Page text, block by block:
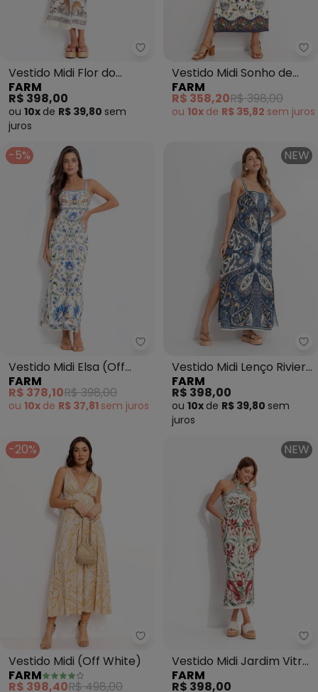
Farm - Vestido Midi Flor do
Vestido Midi Flor do
Deserto (Bege)
FARM
R$ 398,00
ou 10x de R$ 39,80 sem
juros
Vestido Midi Sonho de
Morango (Bege)
FARM
R$ 358,20R$ 398,00
ou 10x de R$ 35,82 sem juros
-5%
Farm - Vestido Midi Elsa (Off
Vestido Midi Elsa (Off
White)
FARM
R$ 378,10R$ 398,00
ou 10x de R$ 37,81 sem juros
NEW
Vestido Midi Lenço Riviera
(Bege)
FARM
R$ 398,00
ou 10x de R$ 39,80 sem
juros
-20%
Farm - Vestido Midi (Off White)
Vestido Midi (Off White)
FARM
R$ 398,40R$ 498,00
NEW
Vestido Midi Jardim Vitral
(Bege)
FARM
R$ 398,00